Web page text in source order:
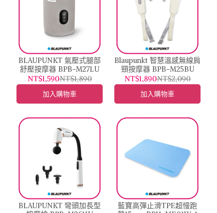
BLAUPUNKT 氣壓式腿部
舒壓按摩器 BPB-M27LU
NT$1,590NT$1,890
加入購物車
Blaupunkt 智慧溫感無線肩
頸按摩器 BPB-M25BU
NT$1,890NT$2,090
加入購物車
BLAUPUNKT 彎頭加長型
藍寶高彈止滑TPE超慢跑